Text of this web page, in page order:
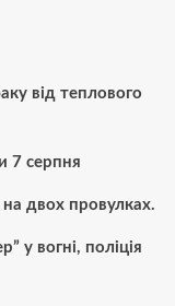
від теплового
7 серпня
двох провулках.
у вогні, поліція